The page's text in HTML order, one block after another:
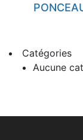
Catégories
Aucune